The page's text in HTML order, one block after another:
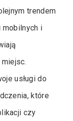
trendem
mobilnych i
usługi do
które
czy